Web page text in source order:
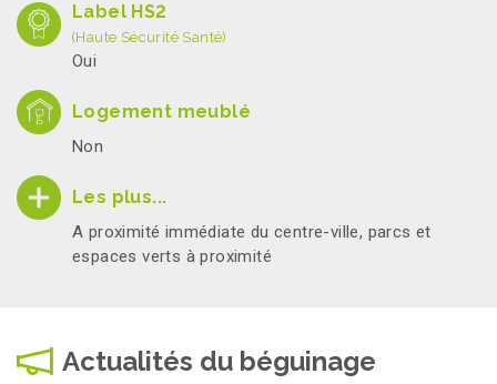
Label HS2
(Haute Sécurité Santé)
Oui
Logement meublé
Non
Les plus...
A proximité immédiate du centre-ville, parcs et
espaces verts à proximité
Actualités du béguinage